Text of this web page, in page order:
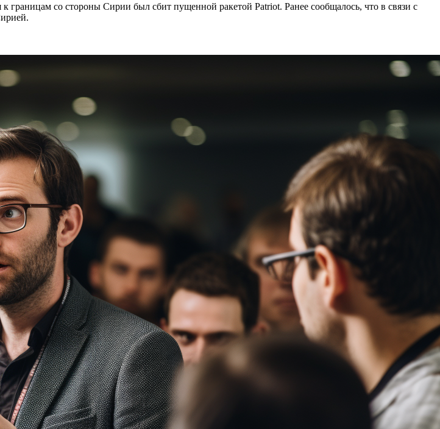
со стороны Сирии был сбит пущенной ракетой Patriot. Ранее сообщалось, что в связи с